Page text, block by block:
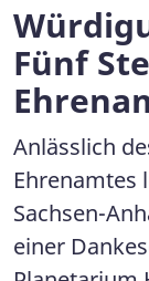
Fünf
Anlässlich
Ehrenamtes
Sachsen-
einer